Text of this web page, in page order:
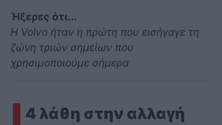
Ήξερες ότι...
Η Volvo ήταν η πρώτη που εισήγαγε τη
ζώνη τριών σημείων που
χρησιμοποιούμε σήμερα
4 λάθη στην αλλαγή